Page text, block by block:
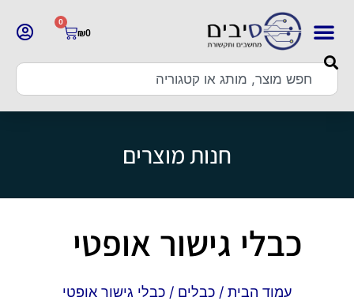
₪0
0
חנות מוצרים
כבלי גישור אופטי
עמוד הבית / כבלים / כבלי גישור אופטי